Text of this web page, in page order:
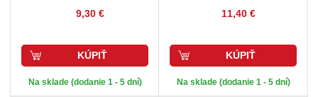
9,30 €
KÚPIŤ
Na sklade (dodanie 1 - 5 dní)
11,40 €
KÚPIŤ
Na sklade (dodanie 1 - 5 dní)